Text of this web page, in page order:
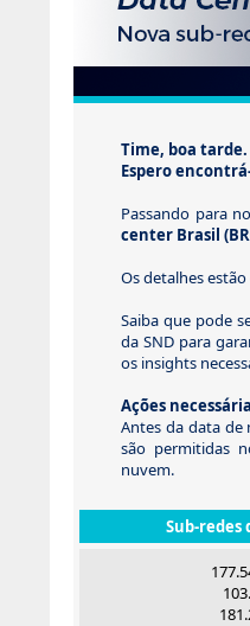
Time, boa tarde.
Espero
Passando para
center Brasil
Os detalhes
Saiba que pode
da SND para
os insights
Ações
Antes da data de
são permitidas
nuvem.
Sub-redes